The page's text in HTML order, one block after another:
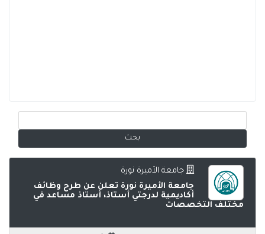
جامعة الأميرة نورة
جامعة الأميرة نورة تعلن عن طرح وظائف
أكاديمية لدرجتي أستاذ، أستاذ مساعد في
مختلف التخصصات